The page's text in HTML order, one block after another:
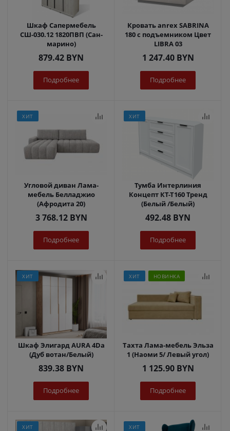
Шкаф Сапермебель
СШ-030.12 1820ПВП (Сан-
марино)
879.42 BYN
Подробнее
Кровать anrex SABRINA
180 с подъемником Цвет
LIBRA 03
1 247.40BYN
Подробнее
ХИТ
Угловой диван Лама-
мебель Белладжио
(Афродита 20)
3 768.12BYN
Подробнее
ХИТ
Тумба Интерлиния
Концепт КТ-Т160 Тренд
(Белый /Белый)
492.48 BYN
Подробнее
ХИТ
Шкаф Элигард AURA 4Dа
(Дуб вотан/Белый)
839.38 BYN
Подробнее
ХИТ НОВИНКА
Тахта Лама-мебель Эльза
1 (Наоми 5/ Левый угол)
1 125.90BYN
Подробнее
ХИТ ХИТ